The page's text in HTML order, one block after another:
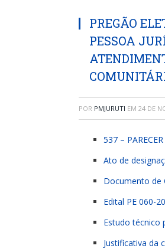
PREGÃO
PESSOA
POR PMJURUTI EM 24 DE
537 –
Ato de
Documento de
Edital PE 060-
Estudo técnico
Justificativa da